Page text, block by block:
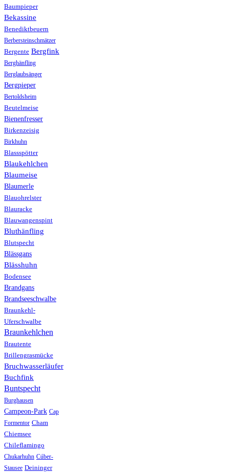
Baumpieper
Bekassine
Benediktbeuern
Berbersteinschmätzer
Bergente Bergfink
Berghänfling
Berglaubsänger
Bergpieper
Bertoldsheim
Beutelmeise
Bienenfresser
Birkenzeisig
Birkhuhn
Blassspötter
Blaukehlchen
Blaumeise
Blaumerle
Blauohrelster
Blauracke
Blauwangenspint
Bluthänfling
Blutspecht
Blässgans
Blässhuhn
Bodensee
Brandgans
Brandseeschwalbe
Braunkehl-
Uferschwalbe
Braunkehlchen
Brautente
Brillengrasmücke
Bruchwasserläufer
Buchfink
Buntspecht
Burghausen
Campeon-Park Cap
Formentor Cham
Chiemsee
Chileflamingo
Chukarhuhn Cúber-
Stausee Deininger